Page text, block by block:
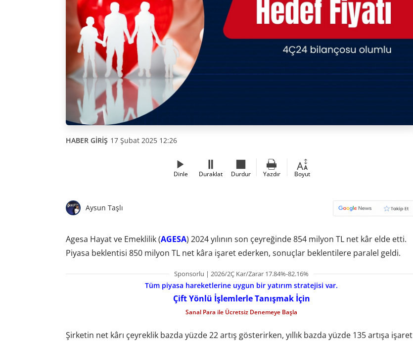
HABER GİRİŞ 17 Şubat 2025 12:26
Dinle Duraklat Durdur Yazdır Boyut
Aysun Taşlı
Agesa Hayat ve Emeklilik (AGESA) 2024 yılının son çeyreğinde 854 milyon TL net kâr elde etti.
Piyasa beklentisi 850 milyon TL net kâra işaret ederken, sonuçlar beklentilere paralel geldi.
Sponsorlu | 2026/2Ç Kar/Zarar 17.84%-82.16%
Tüm piyasa hareketlerine uygun bir yatırım stratejisi var.
Çift Yönlü İşlemlerle Tanışmak İçin
Sanal Para ile Ücretsiz Denemeye Başla
Şirketin net kârı çeyreklik bazda yüzde 22 artış gösterirken, yıllık bazda yüzde 135 artışa işaret